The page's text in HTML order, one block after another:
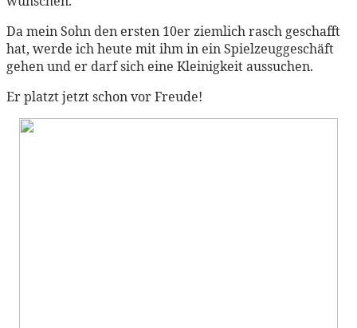
Da mein Sohn den ersten 10er ziemlich rasch geschafft
hat, werde ich heute mit ihm in ein Spielzeuggeschäft
gehen und er darf sich eine Kleinigkeit aussuchen.
Er platzt jetzt schon vor Freude!